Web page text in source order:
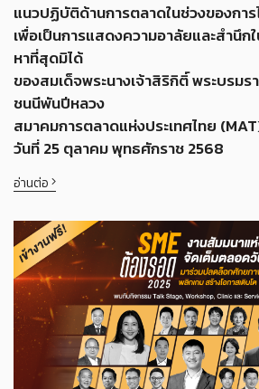
แนวปฏิบัติด้านการตลาดในช่วงของการ
เพื่อเป็นการแสดงความอาลัยและสำนึ
หาที่สุดมิได้
ของสมเด็จพระนางเจ้าสิริกิติ์ พระบรม
ชนนีพันปีหลวง
สมาคมการตลาดแห่งประเทศไทย
วันที่ 25 ตุลาคม พุทธศักราช 2568
อ่านต่อ